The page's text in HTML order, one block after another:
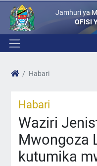
Jamhuri ya
OFISI
Habari
Habari
Waziri
Mwongoza
kutumika